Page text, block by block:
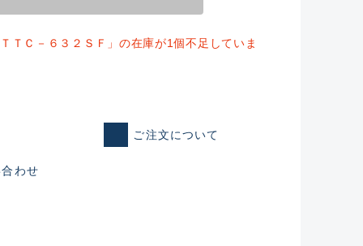
れた未使用
ものも含む
ＴＣ－６３２ＳＦ」の在庫が1個不足していま
ご注文について
わせ